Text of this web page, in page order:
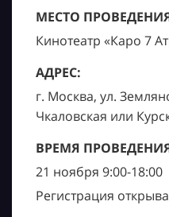
МЕСТО
Кинотеатр «Каро 7
АДРЕС:
г. Москва, ул.
Чкаловская или
ВРЕМЯ
21 ноября 9:00-18:00
Регистрация